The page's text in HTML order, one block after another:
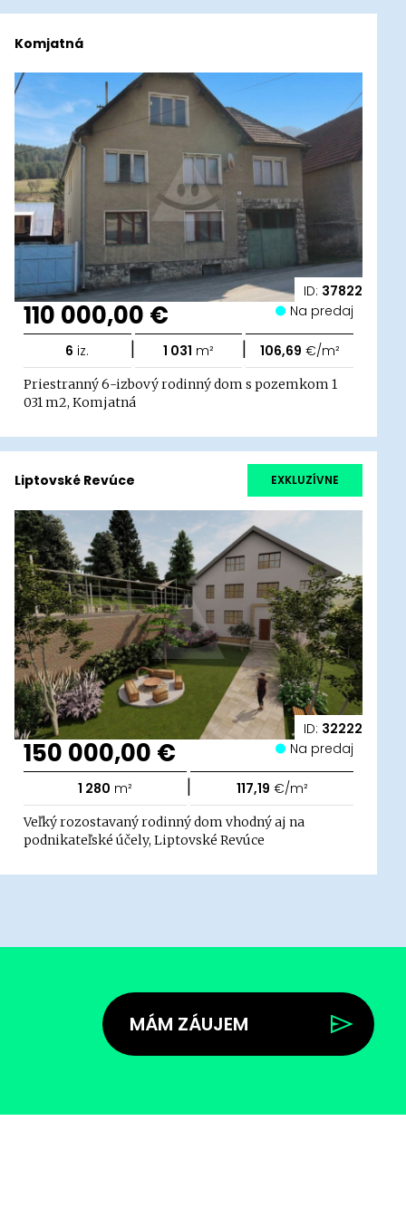
ID: 37822
Komjatná
110 000,00 € Na predaj
6 iz. | 1 031 m² | 106,69 €/m²
Priestranný 6-izbový rodinný dom s pozemkom 1
031 m2, Komjatná
ID: 32222
Liptovské Revúce EXKLUZÍVNE
150 000,00 € Na predaj
1 280 m² | 117,19 €/m²
Veľký rozostavaný rodinný dom vhodný aj na
podnikateľské účely, Liptovské Revúce
MÁM ZÁUJEM